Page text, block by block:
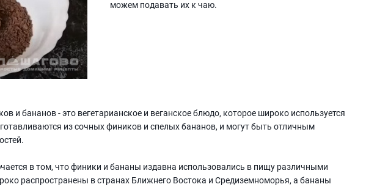
можем подавать их к чаю.
и бананов - это вегетарианское и веганское блюдо, которое широко используется
из сочных фиников и спелых бананов, и могут быть отличным
в том, что финики и бананы издавна использовались в пищу различными
распространены в странах Ближнего Востока и Средиземноморья, а бананы